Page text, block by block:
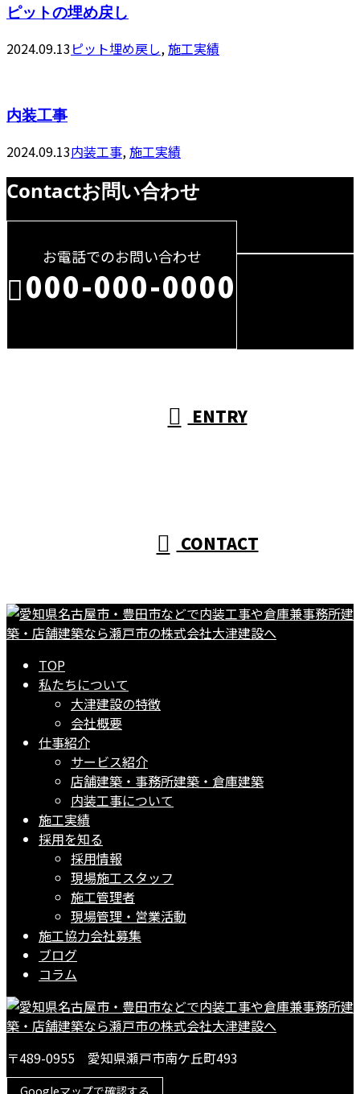
ピットの埋め戻し
2024.09.13ピット埋め戻し, 施工実績
内装工事
2024.09.13内装工事,施工実績
Contactお問い合わせ
お電話でのお問い合わせ
000-000-0000
ENTRY
CONTACT
TOP
私たちについて
大津建設の特徴
会社概要
仕事紹介
サービス紹介
店舗建築・事務所建築・倉庫建築
内装工事について
施工実績
採用を知る
採用情報
現場施工スタッフ
施工管理者
現場管理・営業活動
施工協力会社募集
ブログ
コラム
〒489-0955 愛知県瀬戸市南ケ丘町493
Googleマップで確認する